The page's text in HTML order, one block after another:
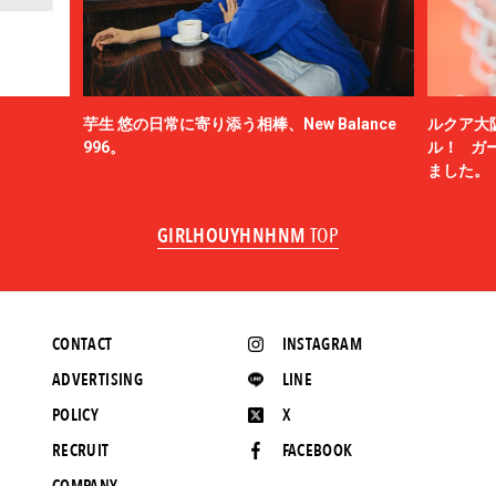
芋生 悠の日常に寄り添う相棒、New Balance
996。
ルクア大
ル！ ガ
ました。
GIRLHOUYHNHNM TOP
INSTAGRAM
LINE
X
FACEBOOK
CONTACT
ADVERTISING
POLICY
RECRUIT